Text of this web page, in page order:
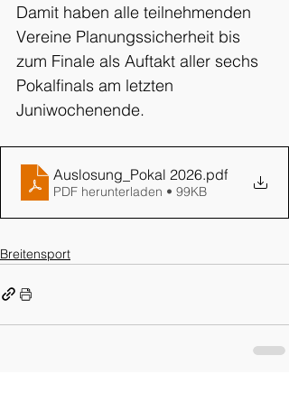
Damit haben alle teilnehmenden
Vereine Planungssicherheit bis
zum Finale als Auftakt aller sechs
Pokalfinals am letzten
Juniwochenende.
Auslosung_Pokal 2026.pdf
PDF herunterladen • 99KB
Breitensport